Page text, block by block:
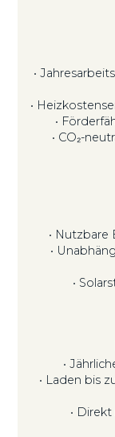
•
•
•
• CO₂-
• Nutzbare
•
•
•
• Laden bis
•